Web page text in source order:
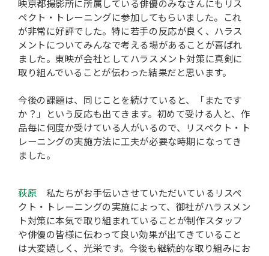
映京都撮影所に所属している俳優のみなさんにもリス
ペクト・トレーニングに参加してもらいました。これ
が非常に好評でした。特に若手の反応が良く、ハラス
メントについてみんなで考える場があることが喜ばれ
ました。東映が会社としてハラスメント対策に真剣に
取り組んでいることが伝わった結果だと思います。
今後の課題は、同じことを続けていると、「またです
か？」という反応も出てきます。初めて受ける人と、作
品毎に何度か受けている人がいるので、リスペクト・ト
レーニングの実施方法に工夫が必要な時期になってき
ました。
荻原 私たちがお手伝いさせていただいているリスペ
クト・トレーニングの実施によって、御社がハラスメン
ト対策に本気で取り組まれていることが制作スタッフ
や俳優の皆様に伝わって良い効果が出てきていること
は大変嬉しく、光栄です。今後も継続的な取り組みにお